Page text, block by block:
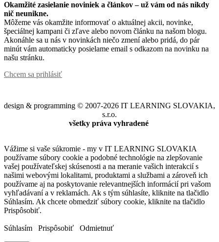
Okamžité zasielanie noviniek a článkov – už vám od nás nikdy
nič neunikne.
Môžeme vás okamžite informovať o aktuálnej akcii, novinke,
špeciálnej kampani či zľave alebo novom článku na našom blogu.
Akonáhle sa u nás v novinkách niečo zmení alebo pridá, do pár
minút vám automaticky posielame email s odkazom na novinku na
našu stránku.
Chcem sa prihlásiť
design & programming © 2007-2026 IT LEARNING SLOVAKIA,
s.r.o.
všetky práva vyhradené
Vážime si vaše súkromie - my v IT LEARNING SLOVAKIA
používame súbory cookie a podobné technológie na zlepšovanie
vašej používateľskej skúsenosti a na meranie vašich interakcií s
našimi webovými lokalitami, produktami a službami a zároveň ich
používame aj na poskytovanie relevantnejších informácií pri vašom
vyhľadávaní a v reklamách. Ak s tým súhlasíte, kliknite na tlačidlo
Súhlasím. Ak chcete obmedziť súbory cookie, kliknite na tlačidlo
Prispôsobiť.
Súhlasím Prispôsobiť Odmietnuť